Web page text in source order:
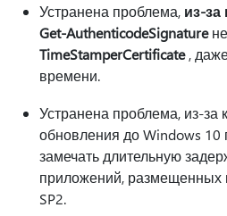
Устранена проблема, из-за
Get-AuthenticodeSignature
TimeStamperCertificate,
времени.
Устранена проблема, из-за
обновления до Windows 10
замечать длительную
приложений, размещенных
SP2.